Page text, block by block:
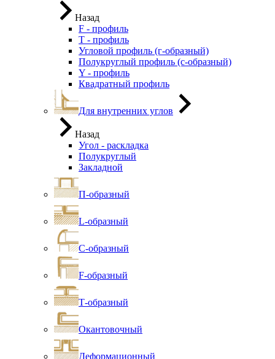
Назад
F - профиль
Т - профиль
Угловой профиль (г-образный)
Полукруглый профиль (с-образный)
Y - профиль
Квадратный профиль
Для внутренних углов
Назад
Угол - раскладка
Полукруглый
Закладной
П-образный
L-образный
С-образный
F-образный
Т-образный
Окантовочный
Деформационный